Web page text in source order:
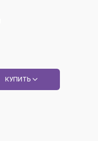
КУПИТЬ